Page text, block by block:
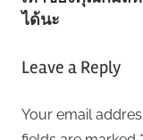
ได้นะ
Leave a Reply
Your email